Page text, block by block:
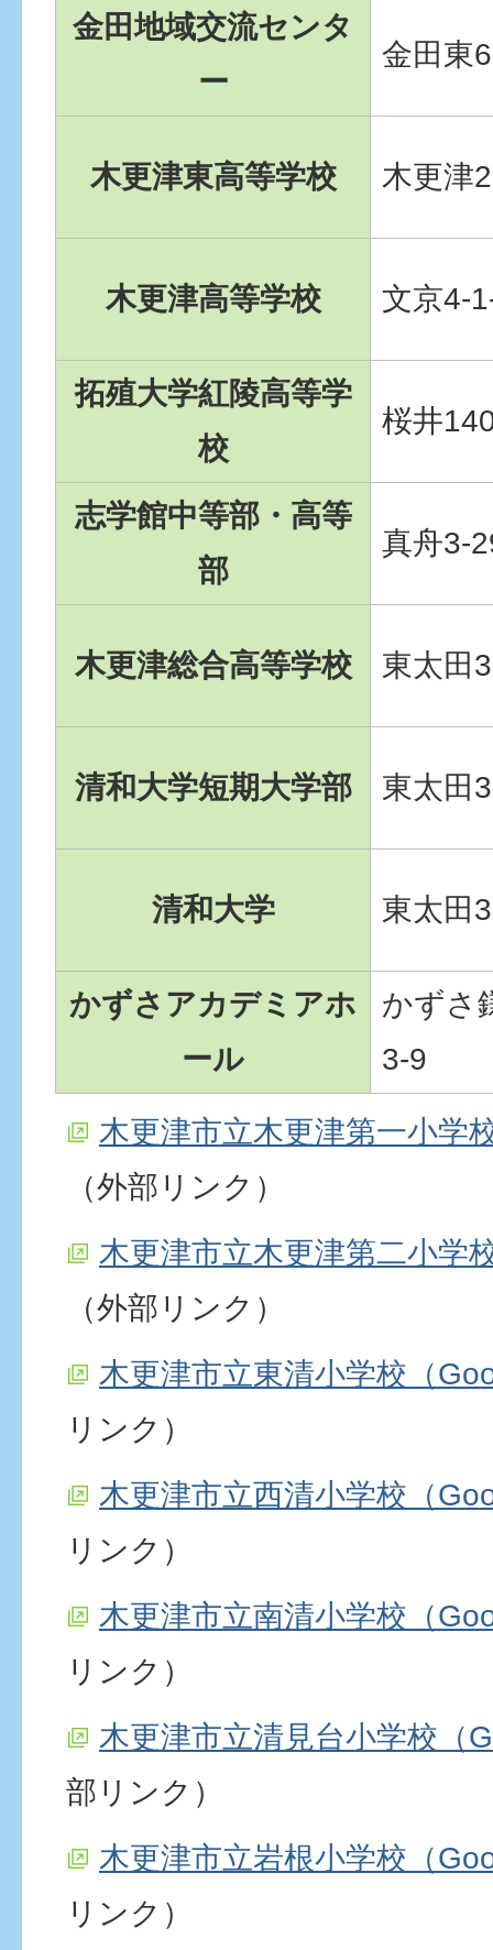
金田地域交流センタ
ー
金田東
木更津東高等学校 木更津
木更津高等学校 文京4-
拓殖大学紅陵高等学
校
桜井
志学館中等部・高等
部
真舟3-
木更津総合高等学校 東太田
清和大学短期大学部 東太田
清和大学 東太田
かずさアカデミアホ
ール
かずさ
3-9
木更津市立木更津第一小学
（外部リンク）
木更津市立木更津第二小学
（外部リンク）
木更津市立東清小学校（
リンク）
木更津市立西清小学校（
リンク）
木更津市立南清小学校（
リンク）
木更津市立清見台小学校（
部リンク）
木更津市立岩根小学校（
リンク）